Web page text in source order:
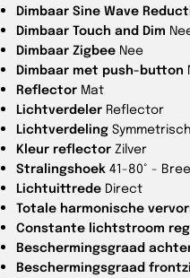
Dimbaar Sine Wave
Dimbaar Touch and Dim
Dimbaar Zigbee Nee
Dimbaar met push-button
Reflector Mat
Lichtverdeler Reflector
Lichtverdeling Symmetrisch
Kleur reflector Zilver
Stralingshoek 41-80° -
Lichtuittrede Direct
Totale harmonische
Constante lichtstroom
Beschermingsgraad
Beschermingsgraad